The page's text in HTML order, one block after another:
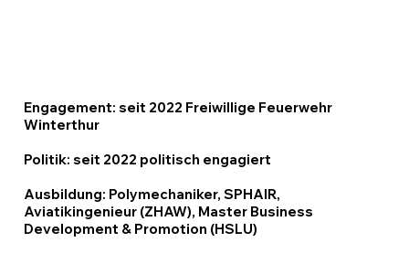
Engagement: seit 2022 Freiwillige Feuerwehr
Winterthur
Politik: seit 2022 politisch engagiert
Ausbildung: Polymechaniker, SPHAIR,
Aviatikingenieur (ZHAW), Master Business
Development & Promotion (HSLU)